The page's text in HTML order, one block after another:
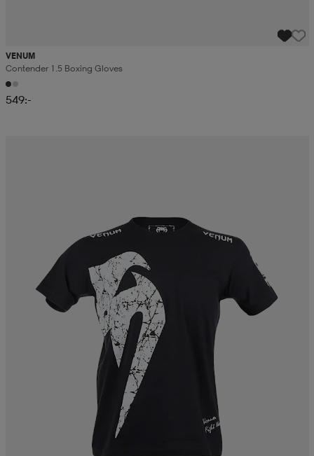
VENUM
Contender 1.5 Boxing Gloves
549:-